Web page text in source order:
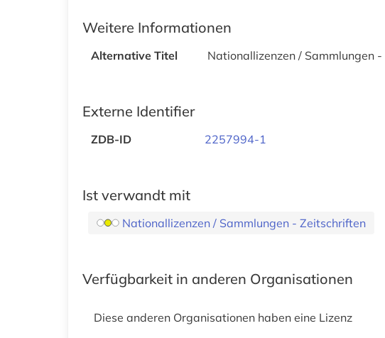
Weitere Informationen
Alternative Titel Nationallizenzen / Sammlungen
Externe Identifier
ZDB-ID 2257994-1
Ist verwandt mit
Nationallizenzen / Sammlungen - Zeitschriften
Verfügbarkeit in anderen Organisationen
Diese anderen Organisationen haben eine Lizenz